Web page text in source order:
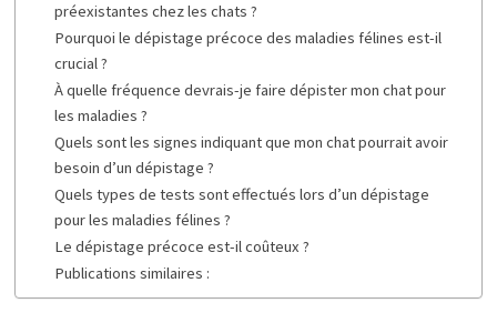
préexistantes chez les chats ?
Pourquoi le dépistage précoce des maladies félines est-il
crucial ?
À quelle fréquence devrais-je faire dépister mon chat pour
les maladies ?
Quels sont les signes indiquant que mon chat pourrait avoir
besoin d’un dépistage ?
Quels types de tests sont effectués lors d’un dépistage
pour les maladies félines ?
Le dépistage précoce est-il coûteux ?
Publications similaires :